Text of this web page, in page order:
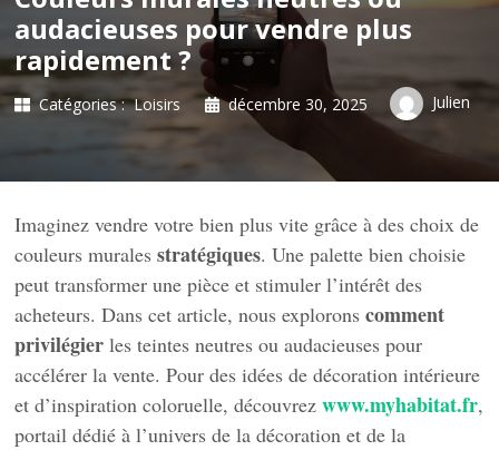
audacieuses pour vendre plus
rapidement ?
Catégories : Loisirs décembre 30, 2025 Julien
Imaginez vendre votre bien plus vite grâce à des choix de
couleurs muralesstratégiques. Une palette bien choisie
peut transformer une pièce et stimuler l’intérêt des
acheteurs. Dans cet article, nous exploronscomment
privilégier les teintes neutres ou audacieuses pour
accélérer la vente. Pour des idées de décoration intérieure
et d’inspiration coloruelle, découvrezwww.myhabitat.fr,
portail dédié à l’univers de la décoration et de la